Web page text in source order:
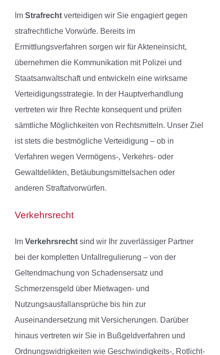
Im Strafrecht verteidigen wir Sie engagiert gegen
strafrechtliche Vorwürfe. Bereits im
Ermittlungsverfahren sorgen wir für Akteneinsicht,
übernehmen die Kommunikation mit Polizei und
Staatsanwaltschaft und entwickeln eine wirksame
Verteidigungsstrategie. In der Hauptverhandlung
vertreten wir Ihre Rechte konsequent und prüfen
sämtliche Möglichkeiten von Rechtsmitteln. Unser Ziel
ist stets die bestmögliche Verteidigung – ob in
Verfahren wegen Vermögens-, Verkehrs- oder
Gewaltdelikten, Betäubungsmittelsachen oder
anderen Straftatvorwürfen.
Verkehrsrecht
Im Verkehrsrecht sind wir Ihr zuverlässiger Partner
bei der kompletten Unfallregulierung – von der
Geltendmachung von Schadensersatz und
Schmerzensgeld über Mietwagen- und
Nutzungsausfallansprüche bis hin zur
Auseinandersetzung mit Versicherungen. Darüber
hinaus vertreten wir Sie in Bußgeldverfahren und
Ordnungswidrigkeiten wie Geschwindigkeits-, Rotlicht-